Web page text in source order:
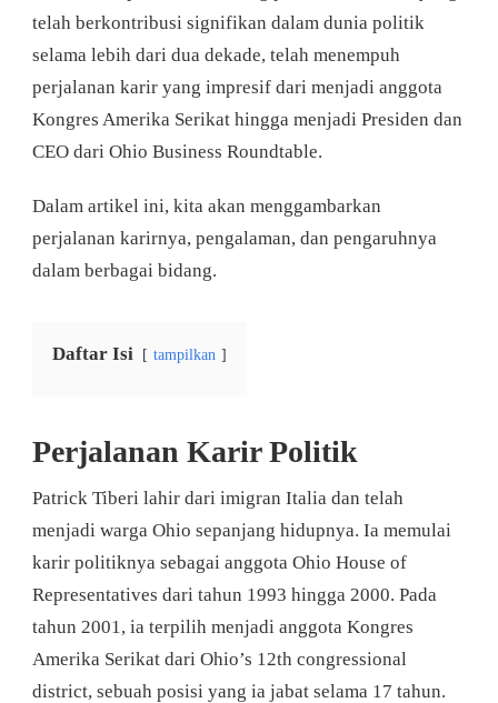
DARI
ANGGOTA
KONGRES
PRESIDEN
OHIO
telah berkontribusi signifikan dalam dunia politik
selama lebih dari dua dekade, telah menempuh
perjalanan karir yang impresif dari menjadi anggota
Kongres Amerika Serikat hingga menjadi Presiden dan
CEO dari Ohio Business Roundtable.
Dalam artikel ini, kita akan menggambarkan
perjalanan karirnya, pengalaman, dan pengaruhnya
dalam berbagai bidang.
Daftar Isi tampilkan
Perjalanan Karir Politik
Patrick Tiberi lahir dari imigran Italia dan telah
menjadi warga Ohio sepanjang hidupnya. Ia memulai
karir politiknya sebagai anggota Ohio House of
Representatives dari tahun 1993 hingga 2000. Pada
tahun 2001, ia terpilih menjadi anggota Kongres
Amerika Serikat dari Ohio’s 12th congressional
district, sebuah posisi yang ia jabat selama 17 tahun.